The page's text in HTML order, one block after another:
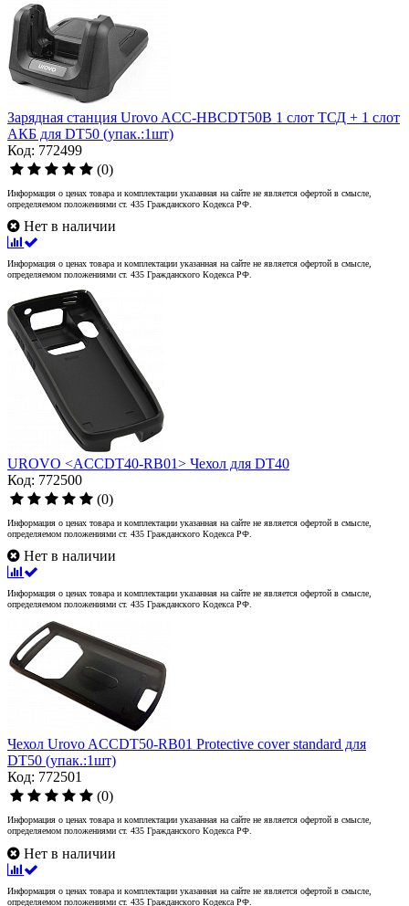
Зарядная станция Urovo ACC-HBCDT50B 1 слот ТСД + 1 слот
АКБ для DT50 (упак.:1шт)
Код: 772499
(0)
Информация о ценах товара и комплектации указанная на сайте не является офертой в смысле,
определяемом положениями ст. 435 Гражданского Кодекса РФ.
Нет в наличии
Информация о ценах товара и комплектации указанная на сайте не является офертой в смысле,
определяемом положениями ст. 435 Гражданского Кодекса РФ.
UROVO <ACCDT40-RB01> Чехол для DT40
Код: 772500
(0)
Информация о ценах товара и комплектации указанная на сайте не является офертой в смысле,
определяемом положениями ст. 435 Гражданского Кодекса РФ.
Нет в наличии
Информация о ценах товара и комплектации указанная на сайте не является офертой в смысле,
определяемом положениями ст. 435 Гражданского Кодекса РФ.
Чехол Urovo ACCDT50-RB01 Protective cover standard для
DT50 (упак.:1шт)
Код: 772501
(0)
Информация о ценах товара и комплектации указанная на сайте не является офертой в смысле,
определяемом положениями ст. 435 Гражданского Кодекса РФ.
Нет в наличии
Информация о ценах товара и комплектации указанная на сайте не является офертой в смысле,
определяемом положениями ст. 435 Гражданского Кодекса РФ.